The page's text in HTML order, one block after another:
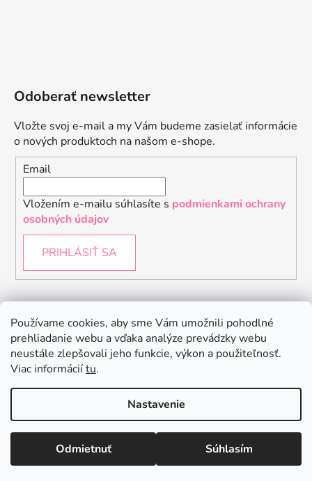
Používame cookies, aby sme Vám umožnili pohodlné
prehliadanie webu a vďaka analýze prevádzky webu
neustále zlepšovali jeho funkcie, výkon a použiteľnosť.
Viac informáciítu.
Nastavenie
Odmietnuť Súhlasím
Odoberať newsletter
Vložte svoj e-mail a my Vám budeme zasielať informácie
o nových produktoch na našom e-shope.
Email
Vložením e-mailu súhlasíte s podmienkami ochrany
osobných údajov
PRIHLÁSIŤ SA
Instagram
Vytvoril Shoptet
Copyright 2026Baby Raptor. Všetky práva vyhradené.